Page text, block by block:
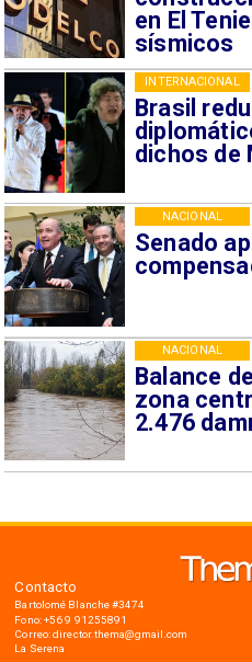
en El
sísmicos
Brasil
dichos de
INTERNACIONAL
Senado
NACIONAL
Balance
zona
2.476
NACIONAL
Contacto
Bartolomé Blanche #3474
Fono: +56 9 91255891
Correo: director.thema@gmail.com
La Serena